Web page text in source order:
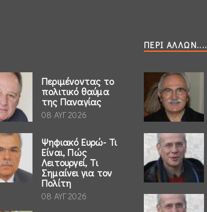
Περιμένοντας το
πολιτικό θαύμα
της Παναγίας
08 ΑΥΓ 2026
Ψηφιακό Ευρώ- Τι
Είναι, Πώς
Λειτουργεί, Τι
Σημαίνει για τον
Πολίτη
08 ΑΥΓ 2026
ΠΕΡΊ ΆΛΛΩΝ....